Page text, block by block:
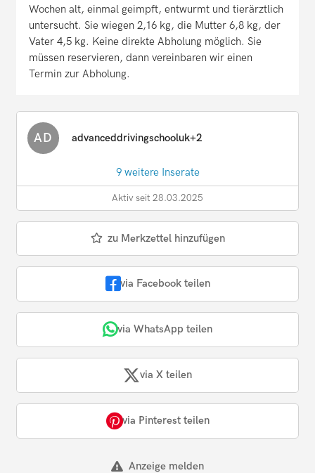
Wochen alt, einmal geimpft, entwurmt und tierärztlich
untersucht. Sie wiegen 2,16 kg, die Mutter 6,8 kg, der
Vater 4,5 kg. Keine direkte Abholung möglich. Sie
müssen reservieren, dann vereinbaren wir einen
Termin zur Abholung.
AD advanceddrivingschooluk+2
9 weitere Inserate
Aktiv seit 28.03.2025
zu Merkzettel hinzufügen
via Facebook teilen
via WhatsApp teilen
via X teilen
via Pinterest teilen
Anzeige melden